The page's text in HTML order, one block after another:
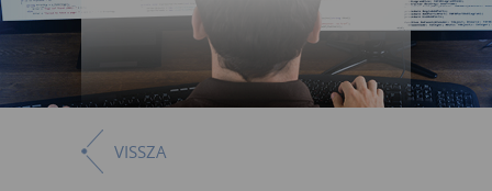
VISSZA